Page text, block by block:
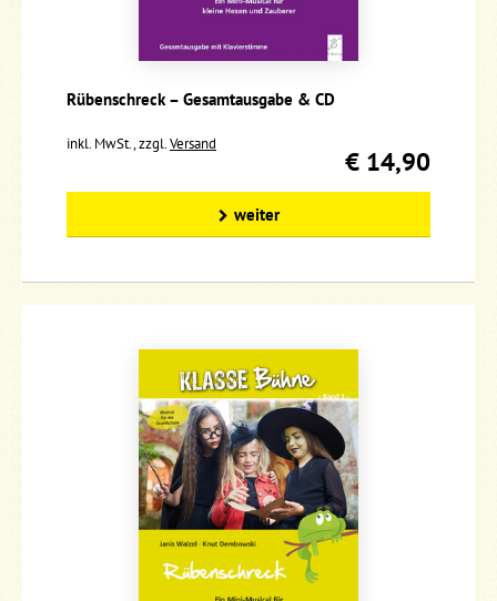
Rübenschreck – Gesamtausgabe & CD
inkl. MwSt., zzgl.Versand
€ 14,90
weiter